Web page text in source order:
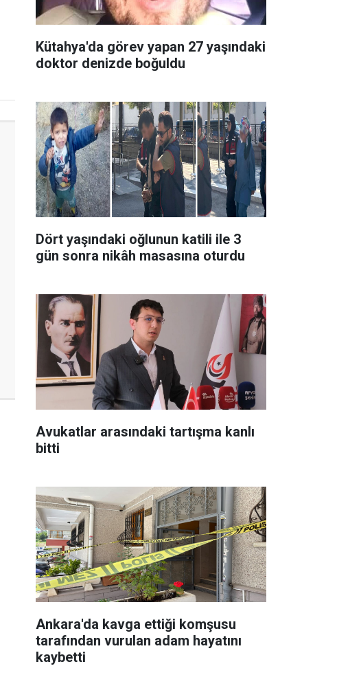
Kütahya'da görev yapan 27 yaşındaki
doktor denizde boğuldu
Dört yaşındaki oğlunun katili ile 3
gün sonra nikâh masasına oturdu
Avukatlar arasındaki tartışma kanlı
bitti
Ankara'da kavga ettiği komşusu
tarafından vurulan adam hayatını
kaybetti